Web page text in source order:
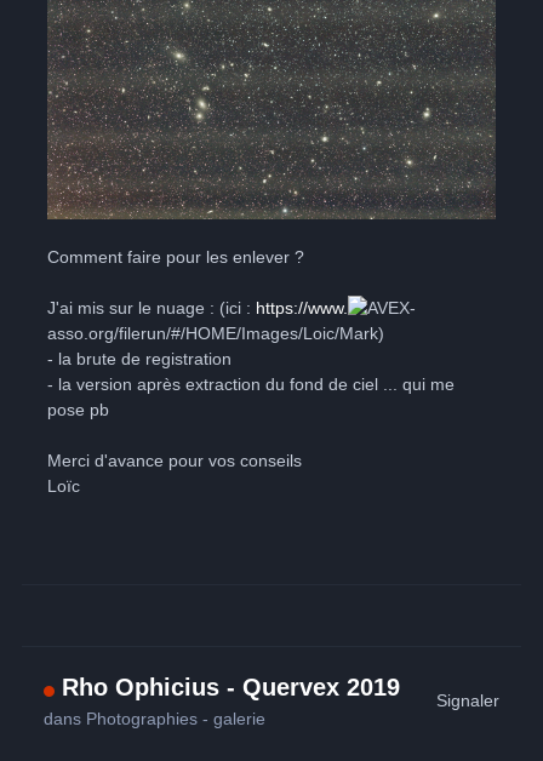
Comment faire pour les enlever ?
J'ai mis sur le nuage : (ici : https://www.
-
asso.org/filerun/#/HOME/Images/Loic/Mark)
- la brute de registration
- la version après extraction du fond de ciel ... qui me
pose pb
Merci d'avance pour vos conseils
Loïc
Rho Ophicius - Quervex 2019
dans Photographies - galerie
Signaler